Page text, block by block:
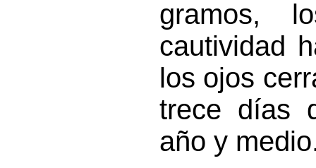
gramos,
cautividad
los ojos
trece días
año y